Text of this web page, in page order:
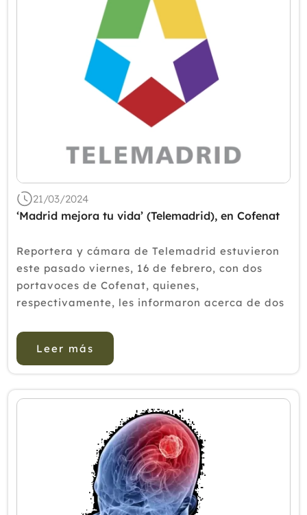
21/03/2024
‘Madrid mejora tu vida’ (Telemadrid), en Cofenat
Reportera y cámara de Telemadrid estuvieron
este pasado viernes, 16 de febrero, con dos
portavoces de Cofenat, quienes,
respectivamente, les informaron acerca de dos
Así, para los espectadores de ‘Madrid mejora t...
Leer más